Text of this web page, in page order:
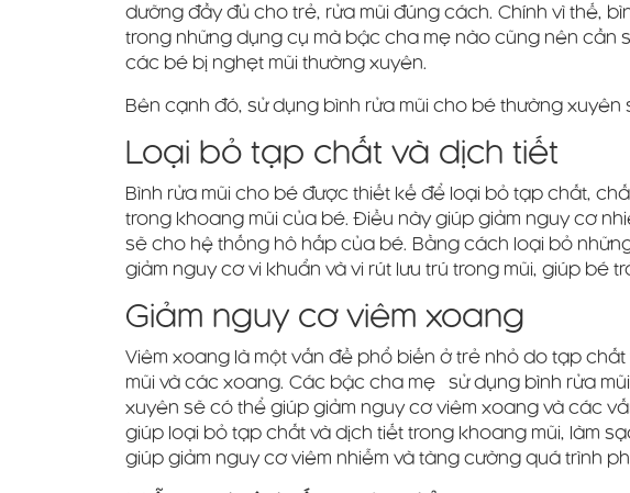
dưỡng đầy đủ cho trẻ, rửa mũi đúng cách. Chính vì thế,
trong những dụng cụ mà bậc cha mẹ nào cũng nên cần
các bé bị nghẹt mũi thường xuyên.
Bên cạnh đó, sử dụng bình rửa mũi cho bé thường xuyên
Loại bỏ tạp chất và dịch tiết
Bình rửa mũi cho bé được thiết kế để loại bỏ tạp chất,
trong khoang mũi của bé. Điều này giúp giảm nguy cơ
sẽ cho hệ thống hô hấp của bé. Bằng cách loại bỏ
giảm nguy cơ vi khuẩn và vi rút lưu trú trong mũi, giúp bé
Giảm nguy cơ viêm xoang
Viêm xoang là một vấn đề phổ biến ở trẻ nhỏ do tạp
mũi và các xoang. Các bậc cha mẹ sử dụng bình rửa
xuyên sẽ có thể giúp giảm nguy cơ viêm xoang và các
giúp loại bỏ tạp chất và dịch tiết trong khoang mũi, làm
giúp giảm nguy cơ viêm nhiễm và tăng cường quá trình